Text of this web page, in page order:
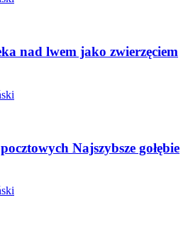
nad lwem jako zwierzęciem
Najszybsze gołębie